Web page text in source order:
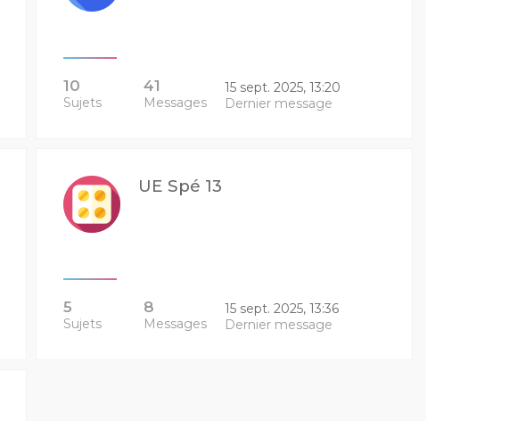
10
Sujets
41
Messages
15 sept. 2025, 13:20
Dernier message
UE Spé 13
5
Sujets
8
Messages
15 sept. 2025, 13:36
Dernier message